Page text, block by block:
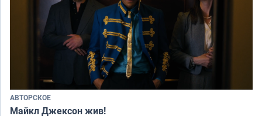
АВТОРСКОЕ
Майкл Джексон жив!